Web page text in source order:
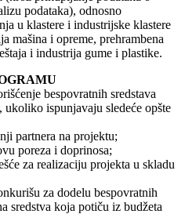
podataka), odnosno
u klastere i industrijske klastere
mašina i opreme, prehrambena
i industrija gume i plastike.
bespovratnih sredstava
ispunjavaju sledeće opšte
partnera na projektu;
poreza i doprinosa;
za realizaciju projekta u skladu
za dodelu bespovratnih
sredstva koja potiču iz budžeta